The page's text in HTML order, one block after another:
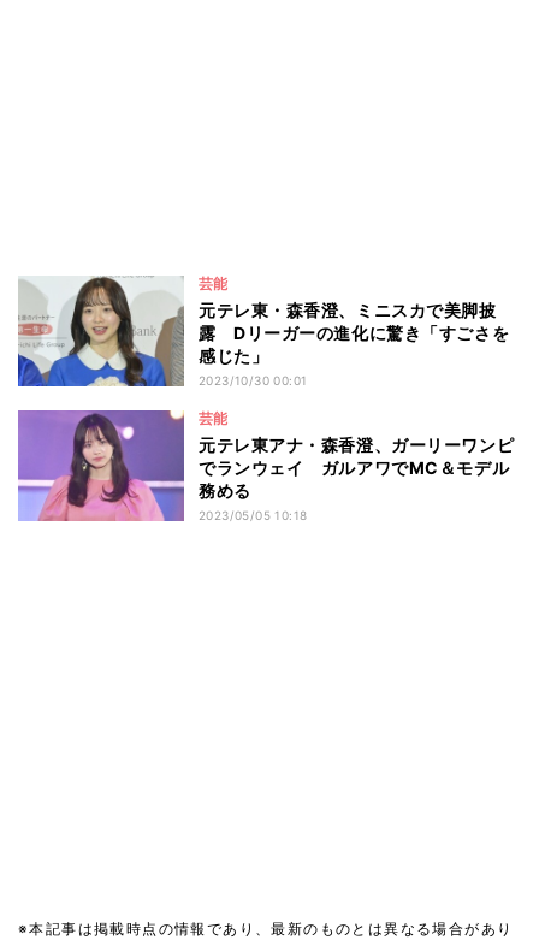
芸能
元テレ東・森香澄、ミニスカで美脚披
露 Dリーガーの進化に驚き「すごさを
感じた」
2023/10/30 00:01
芸能
元テレ東アナ・森香澄、ガーリーワンピ
でランウェイ ガルアワでMC＆モデル
務める
2023/05/05 10:18
※本記事は掲載時点の情報であり、最新のものとは異なる場合があり